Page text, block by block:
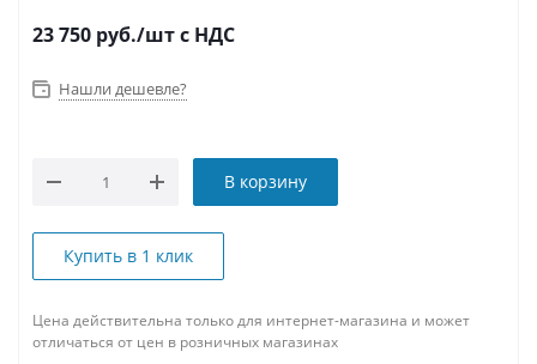
23 750 руб./штс НДС
Нашли дешевле?
В корзину
Купить в 1 клик
Цена действительна только для интернет-магазина и может
отличаться от цен в розничных магазинах